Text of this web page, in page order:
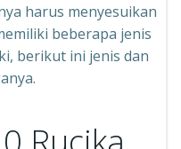
harus menyesuikan
beberapa jenis
berikut ini jenis dan